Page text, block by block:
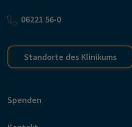
06221 56-0
Standorte des Klinikums
Spenden